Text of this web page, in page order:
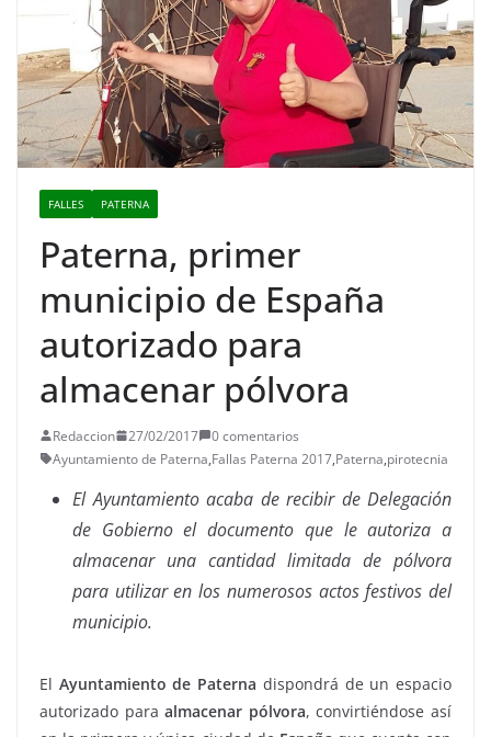
FALLES PATERNA
Paterna, primer
municipio de España
autorizado para
almacenar pólvora
Redaccion 27/02/2017
0 comentarios
Ayuntamiento de Paterna,Fallas Paterna 2017,Paterna,pirotecnia
El Ayuntamiento acaba de recibir de Delegación
de Gobierno el documento que le autoriza a
almacenar una cantidad limitada de pólvora
para utilizar en los numerosos actos festivos del
municipio.
El Ayuntamiento de Paterna dispondrá de un espacio
autorizado paraalmacenar pólvora, convirtiéndose así